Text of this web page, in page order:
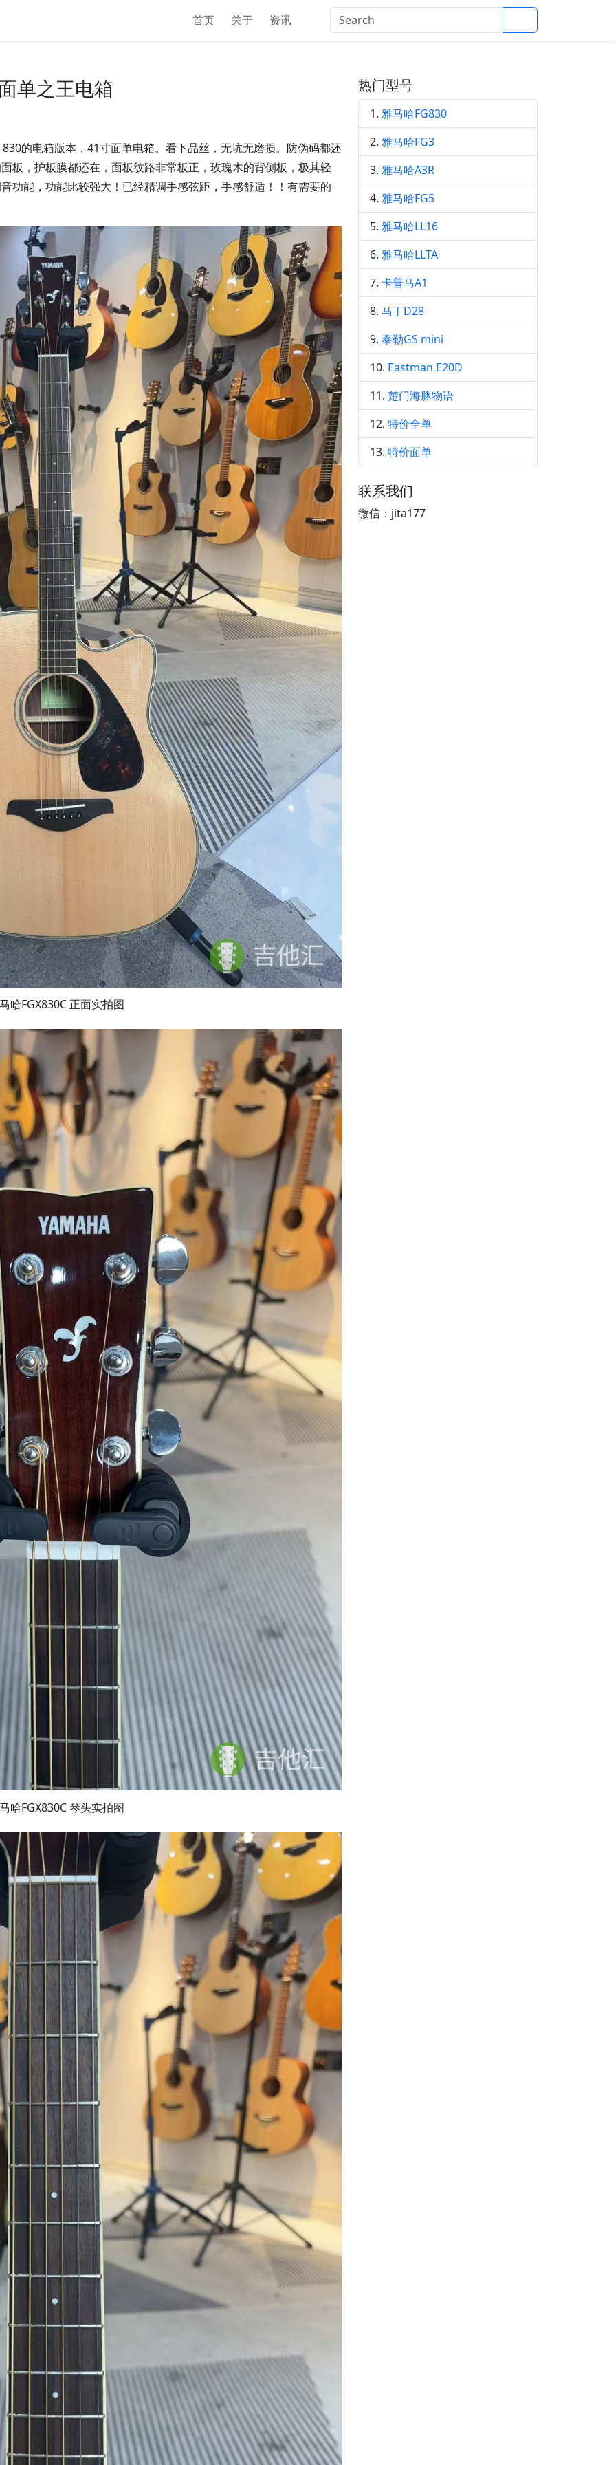
首页 关于
资讯
单之王电箱
的电箱版本，41寸面单电箱。看下品丝，无坑无磨损。防伪码都还
板，护板膜都还在，面板纹路非常板正，玫瑰木的背侧板，极其轻
功能，功能比较强大！已经精调手感弦距，手感舒适！！有需要的
哈FGX830C 正面实拍图
哈FGX830C 琴头实拍图
热门型号
雅马哈FG830
雅马哈FG3
雅马哈A3R
雅马哈FG5
雅马哈LL16
雅马哈LLTA
卡普马A1
马丁D28
泰勒GS mini
Eastman E20D
楚门海豚物语
特价全单
特价面单
联系我们
微信：jita177